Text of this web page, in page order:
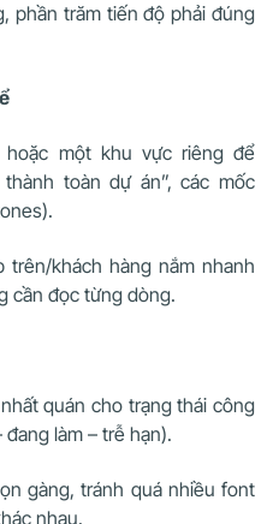
phần trăm tiến độ phải đúng
một khu vực riêng để
toàn dự án”, các mốc
trên/khách hàng nắm nhanh
cần đọc từng dòng.
quán cho trạng thái công
làm – trễ hạn).
gàng, tránh quá nhiều font
nhau.